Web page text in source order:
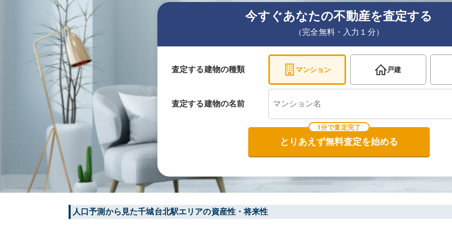
今すぐあなたの不動産を査定する
（完全無料・入力１分）
査定する建物の種類 マンション 戸建
査定する建物の名前
1分で査定完了
とりあえず無料査定を始める
人口予測から見た千城台北駅エリアの資産性・将来性